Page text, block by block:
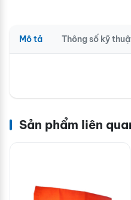
Mô tả Thông số kỹ
Sản phẩm liên